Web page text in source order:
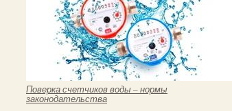
Поверка счетчиков воды – нормы
законодательства